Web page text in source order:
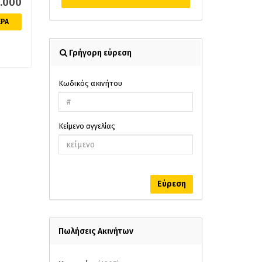
Γρήγορη εύρεση
Κωδικός ακινήτου
Κείμενο αγγελίας
Εύρεση
Πωλήσεις Ακινήτων